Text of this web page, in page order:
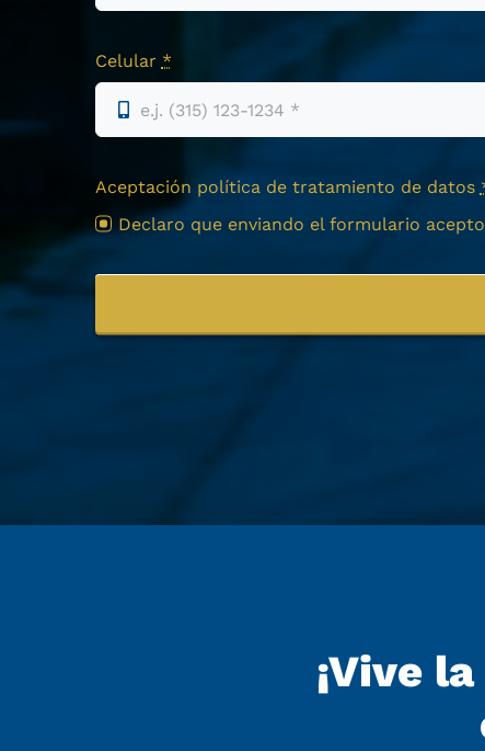
Celular *
Aceptación política de tratamiento de datos
Declaro que enviando el formulario
¡Vive